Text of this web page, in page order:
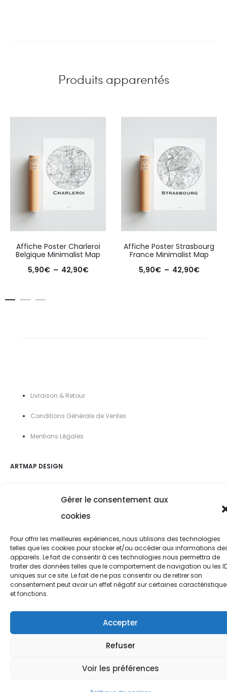
Gérer le consentement aux
cookies
Pour offrir les meilleures expériences, nous utilisons des technologies
telles que les cookies pour stocker et/ou accéder aux informations
appareils. Le fait de consentir à ces technologies nous permettra de
traiter des données telles que le comportement de navigation ou les
uniques sur ce site. Le fait de ne pas consentir ou de retirer son
consentement peut avoir un effet négatif sur certaines
et fonctions.
Accepter
Refuser
Voir les préférences
Produits apparentés
Affiche Poster Charleroi
Belgique Minimalist Map
5,90€ – 42,90€Plage
Affiche Poster Strasbourg
France Minimalist Map
5,90€ – 42,90€Plage
Livraison & Retour
Conditions Générale de Ventes
Mentions Légales
ARTMAP DESIGN